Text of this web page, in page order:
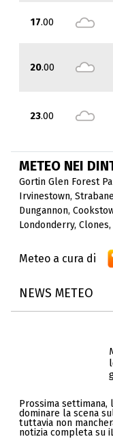
17.00
20.00
23.00
METEO NEI
Gortin Glen Forest
Irvinestown, Strabane
Dungannon,
Londonderry, Clones,
Meteo a cura di
NEWS METEO
Prossima
dominare la scena
tuttavia non
notizia completa su